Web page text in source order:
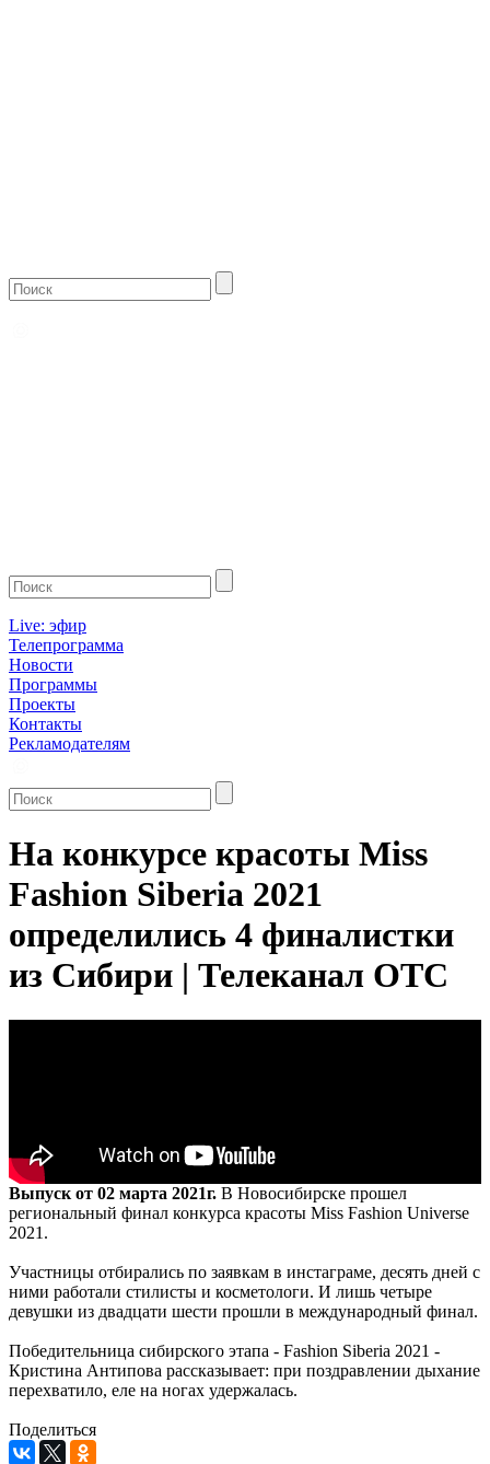
Live: эфир
Телепрограмма
Новости
Программы
Проекты
Контакты
Рекламодателям
На конкурсе красоты Miss
Fashion Siberia 2021
определились 4 финалистки
из Сибири | Телеканал ОТС
Выпуск от 02 марта 2021г. В Новосибирске прошел
региональный финал конкурса красоты Miss Fashion Universe
2021.
Участницы отбирались по заявкам в инстаграме, десять дней с
ними работали стилисты и косметологи. И лишь четыре
девушки из двадцати шести прошли в международный финал.
Победительница сибирского этапа - Fashion Siberia 2021 -
Кристина Антипова рассказывает: при поздравлении дыхание
перехватило, еле на ногах удержалась.
Поделиться